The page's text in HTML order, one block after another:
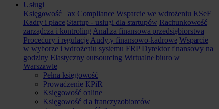
Usługi
Księgowość Tax Compliance Wsparcie we wdrożeniu KSeF
Kadry i płace Startup - usługi dla startupów Rachunkowość
zarządcza i kontroling Analiza finansowa przedsiębiorstwa
Procedury i regulacje Audyty finansowo-kadrowe Wsparcie
w wyborze i wdrożeniu systemu ERP Dyrektor finansowy na
godziny Elastyczny outsourcing Wirtualne biuro w
Warszawie
Pełna księgowość
Prowadzenie KPiR
Księgowość online
Księgowość dla franczyzobiorców